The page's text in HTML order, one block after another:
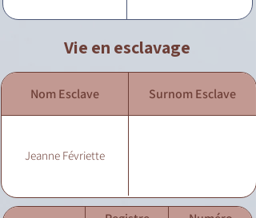
Vie en esclavage
Nom Esclave Surnom Esclave
Jeanne Févriette